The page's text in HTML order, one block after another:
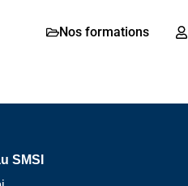
Nos formations
SMSI